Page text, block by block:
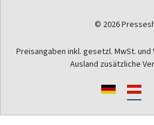
© 2026
Preisangaben inkl. gesetzl. MwSt. und
Ausland zusätzliche